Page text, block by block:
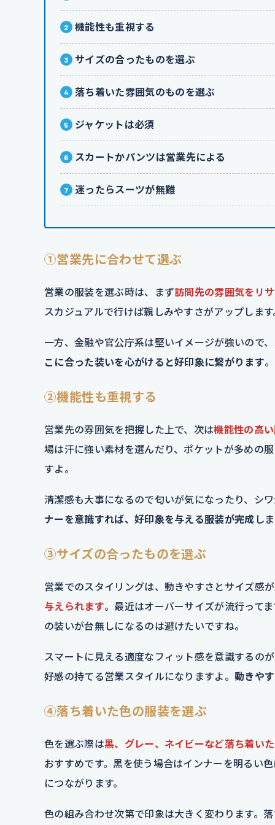
機能性も重視する
サイズの合ったものを選ぶ
落ち着いた雰囲気のものを選ぶ
ジャケットは必須
スカートかパンツは営業先による
迷ったらスーツが無難
①営業先に合わせて選ぶ
営業の服装を選ぶ時は、まず訪問先の雰囲気をリ
スカジュアルで行けば親しみやすさがアップします
一方、金融や官公庁系は堅いイメージが強いので
こに合った装いを心がけると好印象に繋がります
②機能性も重視する
営業先の雰囲気を把握した上で、次は機能性の高
場は汗に強い素材を選んだり、ポケットが多めの
すよ。
清潔感も大事になるので匂いが気になったり、シ
ナーを意識すれば、好印象を与える服装が完成 し
➂サイズの合ったものを選ぶ
営業でのスタイリングは、動きやすさとサイズ感
与えられます。最近はオーバーサイズが流行って
の装いが台無しになるのは避けたいですね。
スマートに見える適度なフィット感を意識するの
好感の持てる営業スタイルになりますよ。動きや
④落ち着いた色の服装を選ぶ
色を選ぶ際は黒、グレー、ネイビーなど落ち着い
おすすめです。黒を使う場合はインナーを明るい
につながります。
色の組み合わせ次第で印象は大きく変わります。